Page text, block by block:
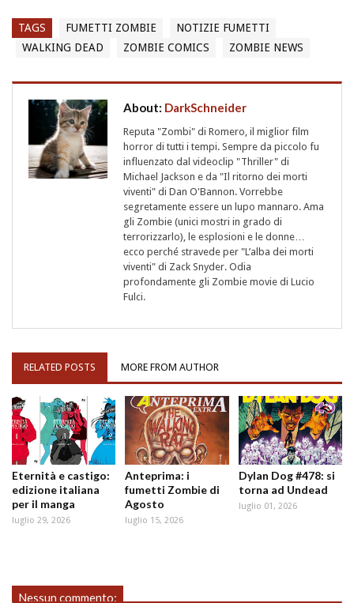
TAGS FUMETTI ZOMBIE
NOTIZIE FUMETTI
WALKING DEAD
ZOMBIE COMICS ZOMBIE NEWS
About: DarkSchneider
Reputa "Zombi" di Romero, il miglior film
horror di tutti i tempi. Sempre da piccolo fu
influenzato dal videoclip "Thriller" di
Michael Jackson e da "Il ritorno dei morti
viventi" di Dan O'Bannon. Vorrebbe
segretamente essere un lupo mannaro. Ama
gli Zombie (unici mostri in grado di
terrorizzarlo), le esplosioni e le donne…
ecco perché stravede per "L’alba dei morti
viventi" di Zack Snyder. Odia
profondamente gli Zombie movie di Lucio
Fulci.
RELATED POSTS MORE FROM AUTHOR
Eternità e castigo:
edizione italiana
per il manga
luglio 29, 2026
Anteprima: i
fumetti Zombie di
Agosto
luglio 15, 2026
Dylan Dog #478: si
torna ad Undead
luglio 01, 2026
Nessun commento: